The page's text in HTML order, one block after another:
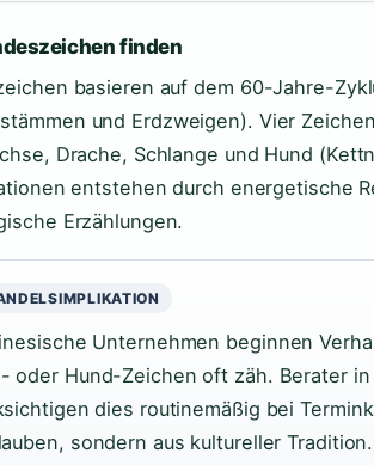
finden
basieren auf dem 60-Jahre-
und Erdzweigen). Vier
Drache, Schlange und Hund
entstehen durch energetische
Erzählungen.
Unternehmen beginnen
oder Hund-Zeichen oft zäh. Berater
dies routinemäßig bei
sondern aus kultureller Tradition.